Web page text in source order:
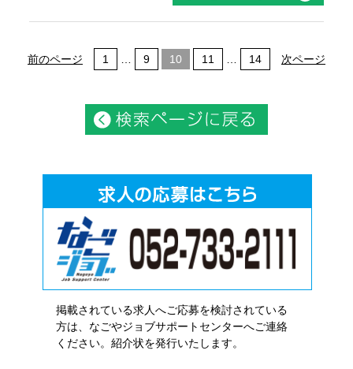
前のページ 1 9 10 11 14 次ページ
掲載されている求人へご応募を検討されている
方は、なごやジョブサポートセンターへご連絡
ください。紹介状を発行いたします。